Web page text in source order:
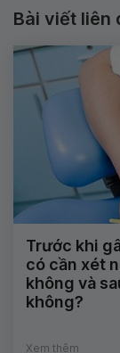
Bài viết liên
Trước khi
có cần xét
không và
không?
Xem thêm